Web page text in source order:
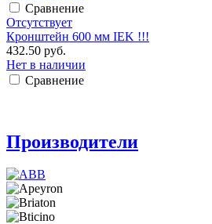
Сравнение
Отсутствует
Кронштейн 600 мм IEK !!!
432.50 руб.
Нет в наличии
Сравнение
Производители